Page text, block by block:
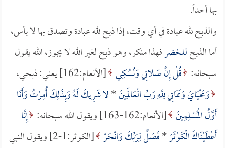
بها أحداً.
والذبح لله عبادة في أي وقت، إذا ذبح لله عبادة وتصدق بها لا بأس،
أما الذبحللخضرفهذا منكر، وهو ذبح لغير الله لا يجوز، الله يقول
سبحانه: قُلْ إِنَّ صَلاتِي وَنُسُكِي [الأنعام:162] يعني: ذبحي،
وَمَحْيَايَ وَمَمَاتِي لِلَّهِ رَبِّ الْعَالَمِينَ*لا شَرِيكَ لَهُ وَبِذَلِكَ أُمِرْتُ وَأَنَا
أَوَّلُ الْمُسْلِمِينَ [الأنعام:162-163] ويقول الله سبحانه:
إِنَّا
أَعْطَيْنَاكَ الْكَوْثَرَ*فَصَلِّ لِرَبِّكَ وَانْحَرْ
[الكوثر:1-2] ويقول النبي